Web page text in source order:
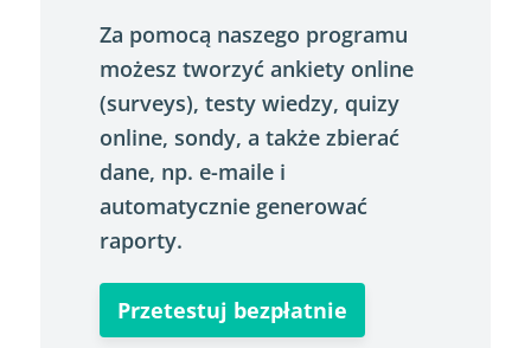
Za pomocą naszego programu
możesz tworzyć ankiety online
(surveys), testy wiedzy, quizy
online, sondy, a także zbierać
dane, np. e-maile i
automatycznie generować
raporty.
Przetestuj bezpłatnie